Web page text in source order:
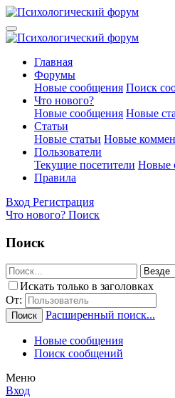
Главная
Форумы
Новые сообщения Поиск
Что нового?
Новые сообщения Новые
Статьи
Новые статьи Новые
Пользователи
Текущие посетители Новые
Правила
Вход Регистрация
Что нового? Поиск
Поиск
Искать только в заголовках
От:
Поиск Расширенный поиск...
Новые сообщения
Поиск сообщений
Меню
Вход